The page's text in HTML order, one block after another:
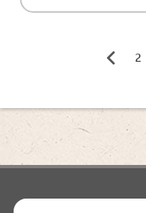
2